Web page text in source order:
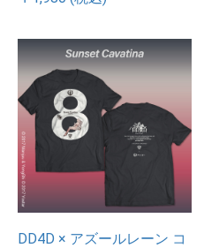
DD4D × アズールレーン コ